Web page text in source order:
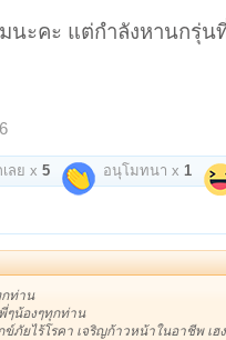
นะคะ แต่กำลังหานกรุ่น
เลย x 5 อนุโมทนา x 1
ท่าน
ๆน้องๆทุกท่าน
ยไร้โรคา เจริญก้าวหน้าในอาชีพ เฮ